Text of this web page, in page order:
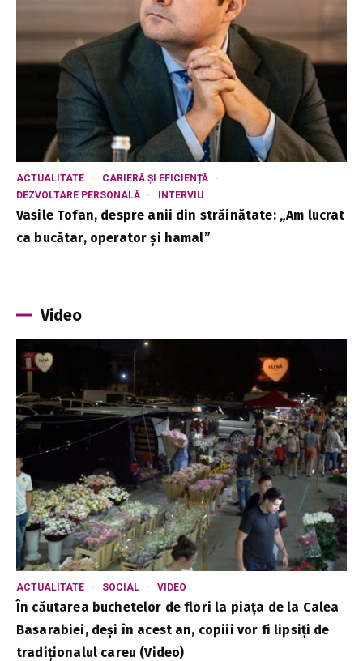
ACTUALITATE
CARIERĂ ȘI EFICIENȚĂ
DEZVOLTARE PERSONALĂ
INTERVIU
Vasile Tofan, despre anii din străinătate: „Am lucrat
ca bucătar, operator și hamal”
Video
ACTUALITATE SOCIAL VIDEO
În căutarea buchetelor de flori la piața de la Calea
Basarabiei, deși în acest an, copiii vor fi lipsiți de
tradiționalul careu (Video)